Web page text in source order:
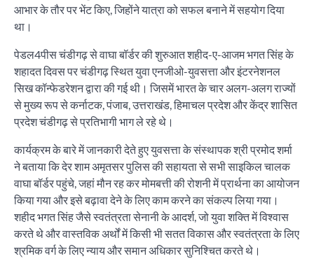
आभार के तौर पर भेंट किए, जिहोंने यात्रा को सफल बनाने में सहयोग दिया
था।
पेडल4पीस चंडीगढ़ से वाघा बॉर्डर की शुरुआत शहीद-ए-आजम भगत सिंह के
शहादत दिवस पर चंडीगढ़ स्थित युवा एनजीओ-युवसत्ता और इंटरनेशनल
सिख कॉन्फेडरेशन द्वारा की गई थी। जिसमें भारत के चार अलग-अलग राज्यों
से मुख्य रूप से कर्नाटक, पंजाब, उत्तराखंड, हिमाचल प्रदेश और केंद्र शासित
प्रदेश चंडीगढ़ से प्रतिभागी भाग ले रहे थे।
कार्यक्रम के बारे में जानकारी देते हुए युवसत्ता के संस्थापक श्री प्रमोद शर्मा
ने बताया कि देर शाम अमृतसर पुलिस की सहायता से सभी साइकिल चालक
वाघा बॉर्डर पहुंचे, जहां मौन रह कर मोमबत्ती की रोशनी में प्रार्थना का आयोजन
किया गया और इसे बढ़ावा देने के लिए काम करने का संकल्प लिया गया।
शहीद भगत सिंह जैसे स्वतंत्रता सेनानी के आदर्श, जो युवा शक्ति में विश्वास
करते थे और वास्तविक अर्थों में किसी भी सतत विकास और स्वतंत्रता के लिए
श्रमिक वर्ग के लिए न्याय और समान अधिकार सुनिश्चित करते थे।